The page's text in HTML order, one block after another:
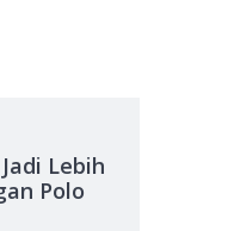
Lebih
Polo